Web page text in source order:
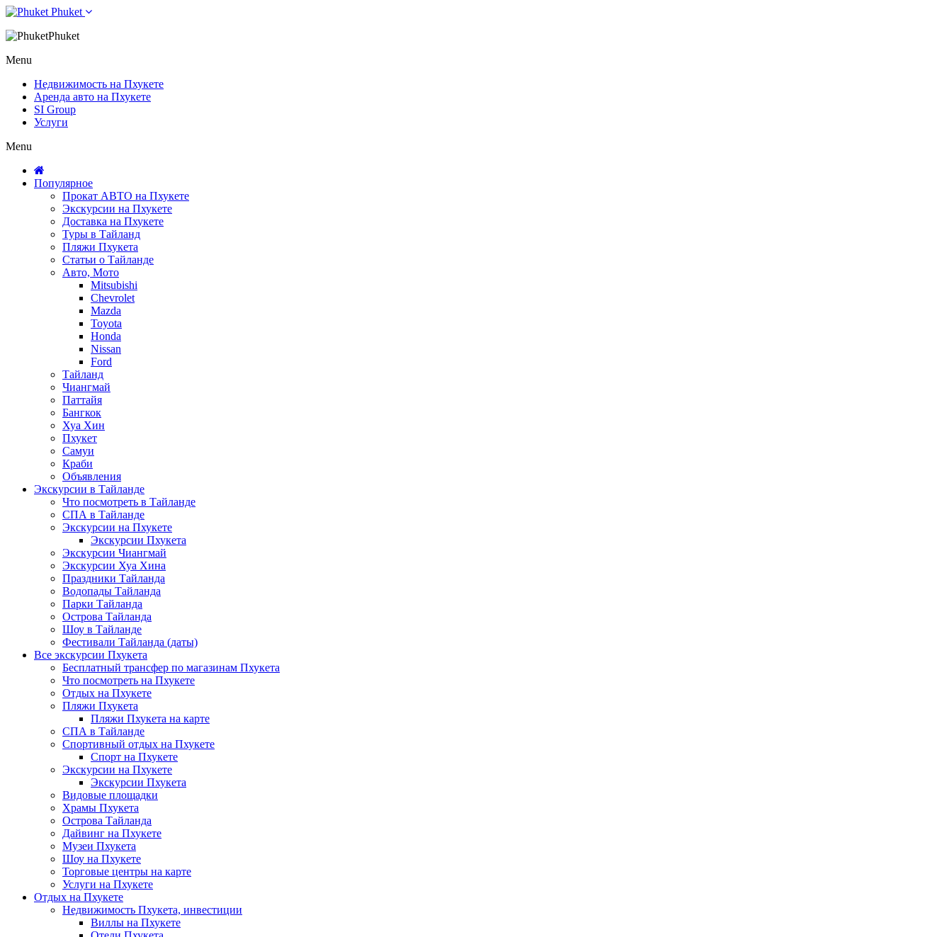
Phuket
Phuket
Menu
Недвижимость на Пхукете
Аренда авто на Пхукете
SI Group
Услуги
Menu
Популярное
Прокат АВТО на Пхукете
Экскурсии на Пхукете
Доставка на Пхукете
Туры в Тайланд
Пляжи Пхукета
Статьи о Тайланде
Авто, Мото
Mitsubishi
Chevrolet
Mazda
Toyota
Honda
Nissan
Ford
Тайланд
Чиангмай
Паттайя
Бангкок
Хуа Хин
Пхукет
Самуи
Краби
Объявления
Экскурсии в Тайланде
Что посмотреть в Тайланде
СПА в Тайланде
Экскурсии на Пхукете
Экскурсии Пхукета
Экскурсии Чиангмай
Экскурсии Хуа Хина
Праздники Тайланда
Водопады Тайланда
Парки Тайланда
Острова Тайланда
Шоу в Тайланде
Фестивали Тайланда (даты)
Все экскурсии Пхукета
Бесплатный трансфер по магазинам Пхукета
Что посмотреть на Пхукете
Отдых на Пхукете
Пляжи Пхукета
Пляжи Пхукета на карте
СПА в Тайланде
Спортивный отдых на Пхукете
Спорт на Пхукете
Экскурсии на Пхукете
Экскурсии Пхукета
Видовые площадки
Храмы Пхукета
Острова Тайланда
Дайвинг на Пхукете
Музеи Пхукета
Шоу на Пхукете
Торговые центры на карте
Услуги на Пхукете
Отдых на Пхукете
Недвижимость Пхукета, инвестиции
Виллы на Пхукете